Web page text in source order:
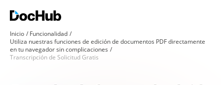
Inicio
Funcionalidad
Utiliza nuestras funciones de edición de documentos PDF directamente
en tu navegador sin complicaciones
Transcripción de Solicitud Gratis